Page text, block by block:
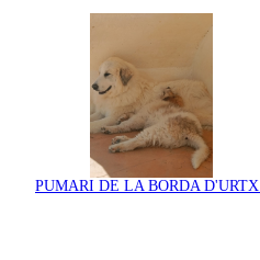
PUMARI DE LA BORDA D'URTX